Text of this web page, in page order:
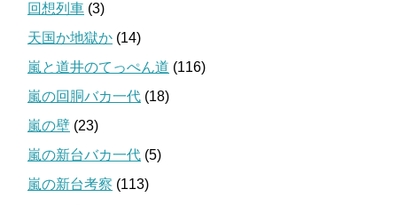
回想列車 (3)
天国か地獄か (14)
嵐と道井のてっぺん道 (116)
嵐の回胴バカ一代 (18)
嵐の壁 (23)
嵐の新台バカ一代 (5)
嵐の新台考察 (113)